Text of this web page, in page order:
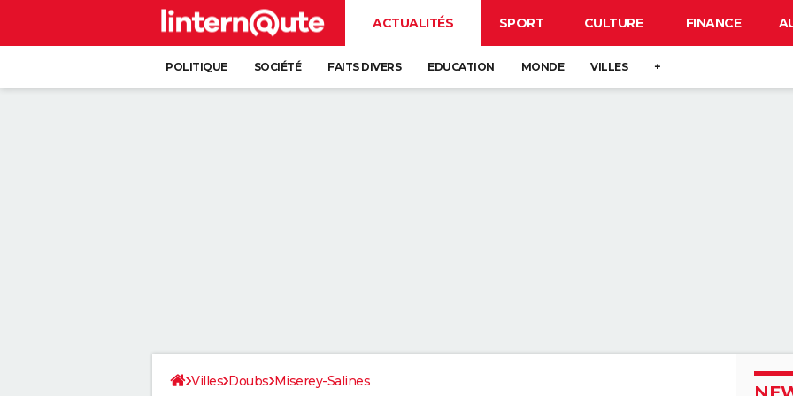
ACTUALITÉS SPORT CULTURE FINANCE
POLITIQUE SOCIÉTÉ FAITS DIVERS EDUCATION MONDE VILLES +
Villes Doubs Miserey-Salines